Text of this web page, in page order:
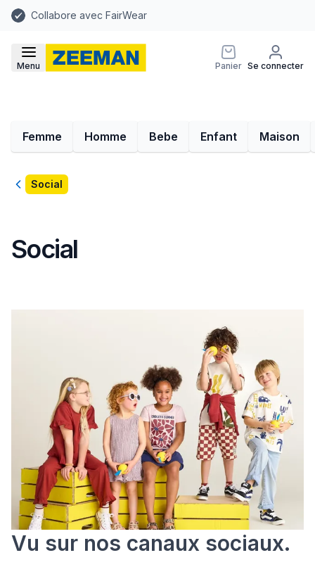
Collabore avec FairWear
Menu Panier Se connecter
Femme Homme Bebe Enfant Maison
RetourSocial
Social
Vu sur nos canaux sociaux.